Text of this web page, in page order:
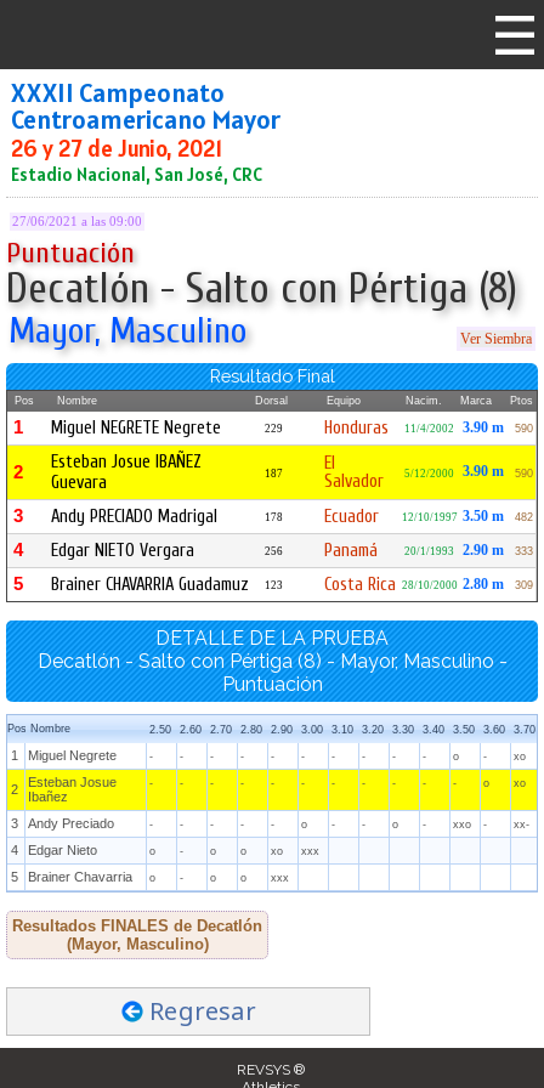
XXXII Campeonato
Centroamericano Mayor
26 y 27 de Junio, 2021
Estadio Nacional, San José, CRC
27/06/2021 a las 09:00
Puntuación
Decatlón - Salto con Pértiga (8)
Mayor, Masculino Ver Siembra
Resultado Final
Pos Nombre Dorsal Equipo Nacim. Marca Ptos
1 Miguel NEGRETE Negrete 229 Honduras 11/4/2002 3.90 m 590
2
Esteban Josue IBAÑEZ
Guevara
187
El
Salvador
5/12/2000 3.90 m 590
3 Andy PRECIADO Madrigal 178 Ecuador 12/10/1997 3.50 m 482
4 Edgar NIETO Vergara 256 Panamá 20/1/1993 2.90 m 333
5 Brainer CHAVARRIA Guadamuz 123 Costa Rica 28/10/2000 2.80 m 309
DETALLE DE LA PRUEBA
Decatlón - Salto con Pértiga (8) - Mayor, Masculino -
Puntuación
Pos Nombre 2.50 2.60 2.70 2.80 2.90 3.00 3.10 3.20 3.30 3.40 3.50 3.60 3.70
1 Miguel Negrete - - - - - - - - - - o - xo
2
Esteban Josue
Ibañez
- - - - - - - - - - - o xo
3 Andy Preciado - - - - - o - - o - xxo - xx-
4 Edgar Nieto o - o o xo xxx
5 Brainer Chavarria o - o o xxx
Resultados FINALES de Decatlón
(Mayor, Masculino)
Regresar
REVSYS ®